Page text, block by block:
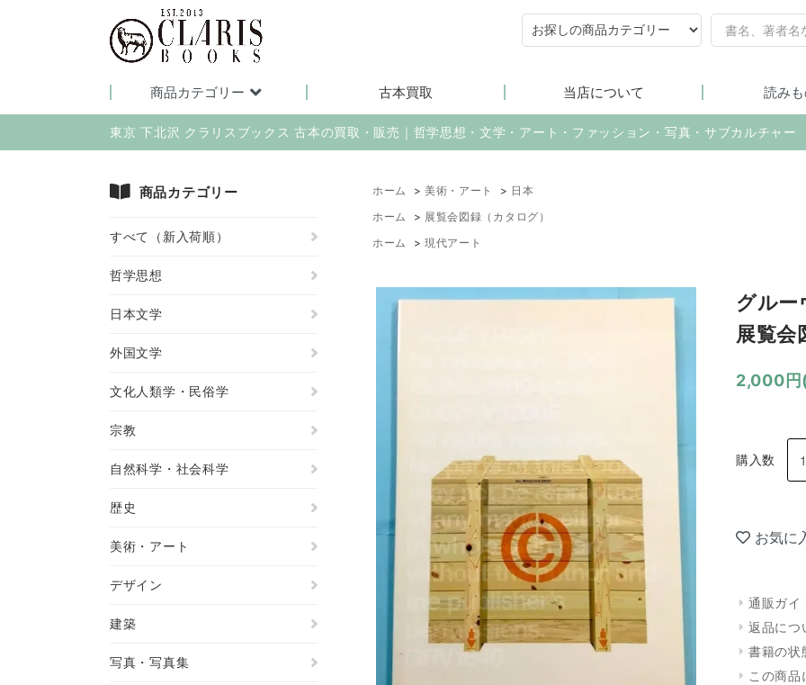
商品カテゴリー 古本買取 当店について 読み
東京 下北沢 クラリスブックス 古本の買取・販売｜哲学思想・文学・アート・ファッション・写真・サブカルチャー
ホーム > 美術・アート > 日本
ホーム
> 展覧会図録（カタログ）
ホーム
> 現代アート
グル
展覧会
2,000円
購入数
お気に
通販ガイ
返品につ
書籍の状
この商品
商品カテゴリー
すべて（新入荷順）
哲学思想
日本文学
外国文学
文化人類学・民俗学
宗教
自然科学・社会科学
歴史
美術・アート
デザイン
建築
写真・写真集